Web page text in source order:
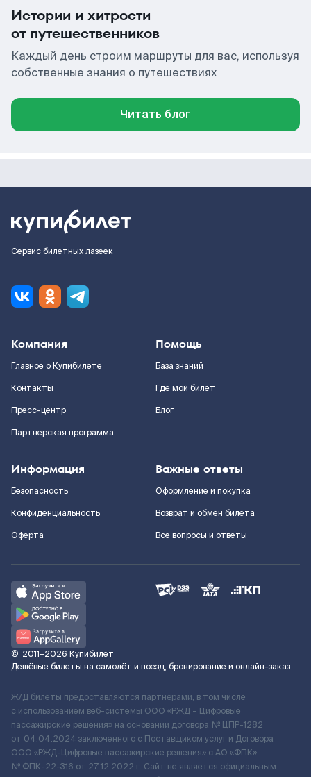
Истории и хитрости
от путешественников
Каждый день строим маршруты для вас, используя
собственные знания о путешествиях
Читать блог
Сервис билетных лазеек
Компания
Главное о Купибилете
Контакты
Пресс-центр
Партнерская программа
Помощь
База знаний
Где мой билет
Блог
Информация
Безопасность
Конфиденциальность
Оферта
Важные ответы
Оформление и покупка
Возврат и обмен билета
Все вопросы и ответы
© 2011–2026 Купибилет
Дешёвые билеты на самолёт и поезд, бронирование и онлайн-заказ
Ж/Д билеты предоставляются партнёрами, в том числе
с использованием веб-системы ООО «РЖД – Цифровые
пассажирские решения» на основании договора № ЦПР-1282
от 04.04.2024 заключенного с Поставщиком услуг и Договора
ООО «РЖД-Цифровые пассажирские решения» c АО «ФПК»
№ ФПК-22-316 от 27.12.2022 г. Сайт не является официальным